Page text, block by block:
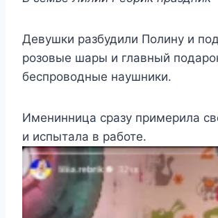
Девушки разбудили Полину и
розовые шары и главный
беспроводные наушники.
Именинница сразу примерила
и испытала в работе.